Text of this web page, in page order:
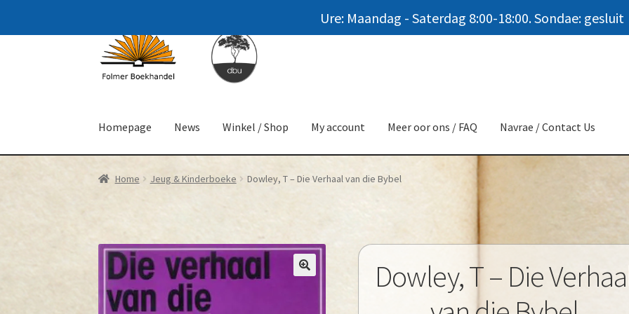
Skip
to
navigation
Skip
to
content
Homepage News Winkel / Shop My account Meer oor ons / FAQ Navrae / Contact Us
Home Jeug & Kinderboeke Dowley, T – Die Verhaal van die Bybel
Dowley, T – Die
Ure: Maandag - Saterdag 8:00-18:00. Sondae: gesluit